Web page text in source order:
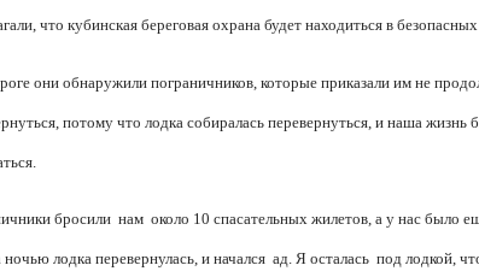
что кубинская береговая охрана будет находиться в
они обнаружили пограничников, которые приказали им не
потому что лодка собиралась перевернуться, и наша жизнь
бросили нам около 10 спасательных жилетов, а у нас было
ночью лодка перевернулась, и начался ад. Я осталась под лодкой,